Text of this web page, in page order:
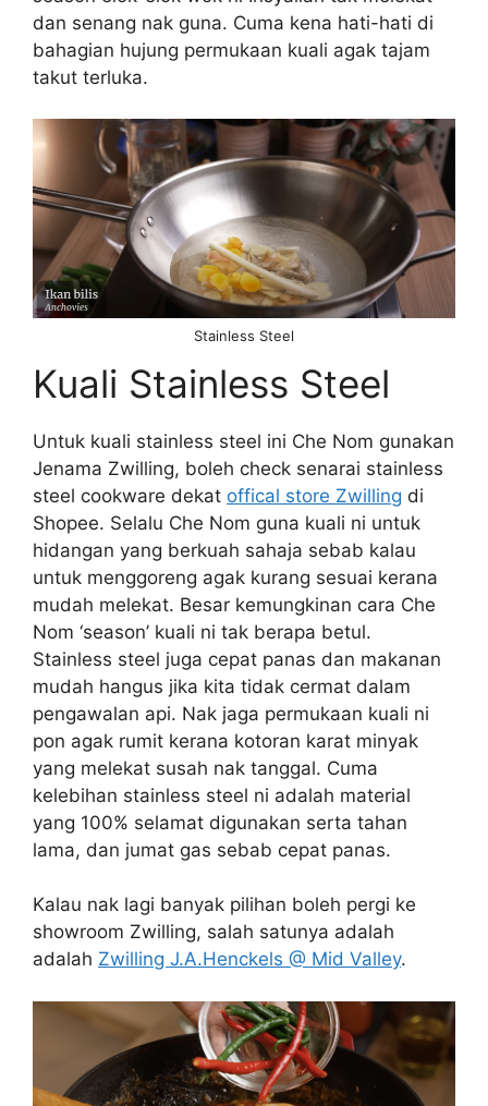
dan senang nak guna. Cuma kena hati-hati di
bahagian hujung permukaan kuali agak tajam
takut terluka.
Stainless Steel
Kuali Stainless Steel
Untuk kuali stainless steel ini Che Nom gunakan
Jenama Zwilling, boleh check senarai stainless
steel cookware dekat offical store Zwilling di
Shopee. Selalu Che Nom guna kuali ni untuk
hidangan yang berkuah sahaja sebab kalau
untuk menggoreng agak kurang sesuai kerana
mudah melekat. Besar kemungkinan cara Che
Nom ‘season’ kuali ni tak berapa betul.
Stainless steel juga cepat panas dan makanan
mudah hangus jika kita tidak cermat dalam
pengawalan api. Nak jaga permukaan kuali ni
pon agak rumit kerana kotoran karat minyak
yang melekat susah nak tanggal. Cuma
kelebihan stainless steel ni adalah material
yang 100% selamat digunakan serta tahan
lama, dan jumat gas sebab cepat panas.
Kalau nak lagi banyak pilihan boleh pergi ke
showroom Zwilling, salah satunya adalah
adalah Zwilling J.A.Henckels @ Mid Valley.